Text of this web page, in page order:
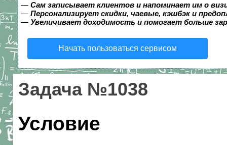
— Сам записывает клиентов и напоминает им о
— Персонализирует скидки, чаевые, кэшбэк и
— Увеличивает доходимость и помогает больше
Начать пользоваться сервисом
Задача №1038
Условие